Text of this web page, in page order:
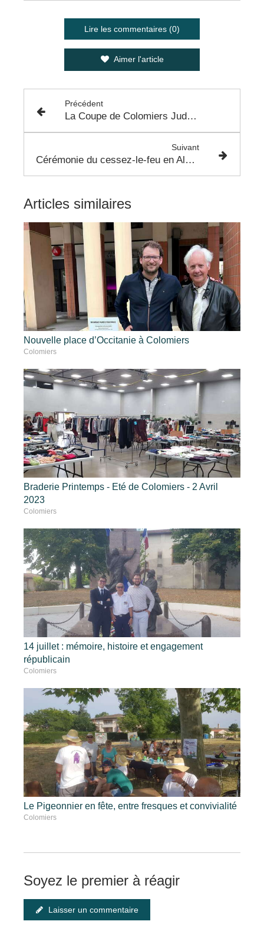
Lire les commentaires (0)
Aimer l'article
Précédent
La Coupe de Colomiers Judo - 19 Mars 2023
Suivant
Cérémonie du cessez-le-feu en Algérie - Vendredi 24 mars 2023
Articles similaires
Nouvelle place d’Occitanie à Colomiers
Colomiers
Braderie Printemps - Eté de Colomiers - 2 Avril
2023
Colomiers
14 juillet : mémoire, histoire et engagement
républicain
Colomiers
Le Pigeonnier en fête, entre fresques et convivialité
Colomiers
Soyez le premier à réagir
Laisser un commentaire